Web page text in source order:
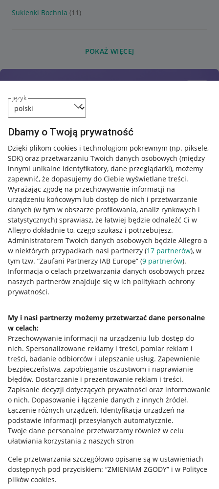
język
Dbamy o Twoją prywatność
Dzięki plikom cookies i technologiom pokrewnym (np. piksele,
SDK) oraz przetwarzaniu Twoich danych osobowych (między
innymi unikalne identyfikatory, dane przeglądarki), możemy
zapewnić, że dopasujemy do Ciebie wyświetlane treści.
Wyrażając zgodę na przechowywanie informacji na
urządzeniu końcowym lub dostęp do nich i przetwarzanie
danych (w tym w obszarze profilowania, analiz rynkowych i
statystycznych) sprawiasz, że łatwiej będzie odnaleźć Ci w
Allegro dokładnie to, czego szukasz i potrzebujesz.
Administratorem Twoich danych osobowych będzie Allegro a
w niektórych przypadkach nasi partnerzy (17 partnerów), w
tym tzw. “Zaufani Partnerzy IAB Europe” (9 partnerów).
Informacja o celach przetwarzania danych osobowych przez
naszych partnerów znajduje się w ich politykach ochrony
prywatności.
My i nasi partnerzy możemy przetwarzać dane personalne
w celach:
Przechowywanie informacji na urządzeniu lub dostęp do
nich. Spersonalizowane reklamy i treści, pomiar reklam i
treści, badanie odbiorców i ulepszanie usług. Zapewnienie
bezpieczeństwa, zapobieganie oszustwom i naprawianie
błędów. Dostarczanie i prezentowanie reklam i treści.
Zapisanie decyzji dotyczących prywatności oraz informowanie
o nich. Dopasowanie i łączenie danych z innych źródeł.
Łączenie różnych urządzeń. Identyfikacja urządzeń na
podstawie informacji przesyłanych automatycznie.
Twoje dane personalne przetwarzamy również w celu
ułatwiania korzystania z naszych stron
Cele przetwarzania szczegółowo opisane są w ustawieniach
dostępnych pod przyciskiem: “ZMIENIAM ZGODY” i w Polityce
plików cookies.
Sukienki Bochnia (11)
POKAŻ WIĘCEJ
Przydatne informacje
Jak to działa
Allegro Gadane dla sprzedających
Allegro Gadane dla kupujących
Mapa miejscowości
Informacje prawne
Regulamin
Polityka plików "cookies"
Ustawienia plików "cookies"
Udostępnianie lokalizacji
Informacje dla Aktu o Usługach Cyfrowych